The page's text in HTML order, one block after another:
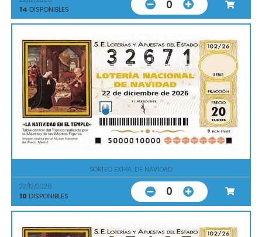
14 DISPONIBLES 0
SORTEO EXTRA. DE NAVIDAD
22/12/2026
10 DISPONIBLES 0